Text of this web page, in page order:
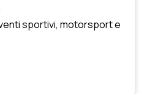
sportivi, motorsport e